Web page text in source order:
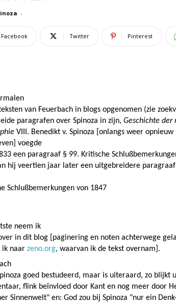
-
Facebook Twitter Pinterest
van Feuerbach in blogs opgenomen (zie
paragrafen over Spinoza in zijn, Geschichte der
VIII. Benedikt v. Spinoza [onlangs weer opnieuw
voegde
een paragraaf § 99. Kritische
hij veertien jaar later een uitgebreidere
Schlußbemerkungen von 1847
neem ik
in dit blog [paginering en noten achterwege
ik naar zeno.org, waarvan ik de tekst overnam].
goed bestudeerd, maar is uiteraard, zo blijkt
flink beïnvloed door Kant en nog meer door
Sinnenwelt" en: God zou bij Spinoza "nur ein